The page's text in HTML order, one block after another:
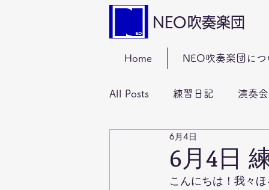
NEO吹奏楽団
Home NEO吹奏楽団につ
All Posts 練習日記 演奏会
6月4日
6月4日
こんにちは！我々